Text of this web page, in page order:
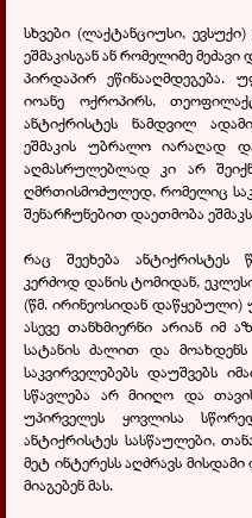
სხვები (ლაქტანციუსი,
ეშმაკისგან ან რომელიმე მეძავი
პირდაპირ ეწინააღმდეგება.
იოანე ოქროპირს,
ანტიქრისტეს ნამდვილ
ეშმაკის უბრალო იარაღად
აღმასრულებლად კი არ
ღმრთისმოძულედ, რომელიც
შენარჩუნებით დაეთმობა
რაც შეეხება ანტიქრისტეს
კერძოდ დანის ტომიდან,
(წმ. ირინეოსიდან დაწყებული)
ასევე თანხმიერნი არიან იმ
სატანის ძალით და
საკვირველებებს დაუშვებს
სწავლება არ მიიღო და
უპირველეს ყოვლისა
ანტიქრისტეს სასწაულები,
მეტ ინტერესს აღძრავს
მიაგებენ მას.